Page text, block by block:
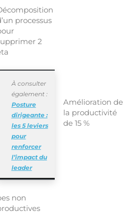
processus
2
À consulter
également :
Posture
dirigeante :
les 5 leviers
pour
renforcer
l’impact du
leader
non
Amélioration de
la productivité
de 15 %